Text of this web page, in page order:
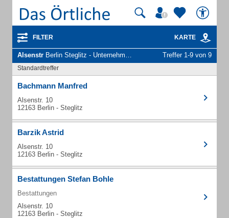
FILTER KARTE
Alsenstr Berlin Steglitz - Unternehmen und Personen Treffer 1-9 von 9
Standardtreffer
Bachmann Manfred
Alsenstr. 10
12163 Berlin - Steglitz
Barzik Astrid
Alsenstr. 10
12163 Berlin - Steglitz
Bestattungen Stefan Bohle
Bestattungen
Alsenstr. 10
12163 Berlin - Steglitz